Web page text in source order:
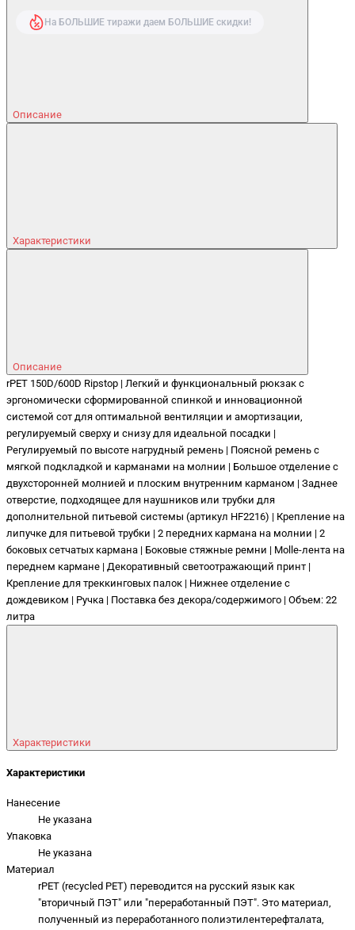
На БОЛЬШИЕ тиражи даем БОЛЬШИЕ скидки!
Описание
Характеристики
Описание
rPET 150D/600D Ripstop | Легкий и функциональный рюкзак с
эргономически сформированной спинкой и инновационной
системой сот для оптимальной вентиляции и амортизации,
регулируемый сверху и снизу для идеальной посадки |
Регулируемый по высоте нагрудный ремень | Поясной ремень с
мягкой подкладкой и карманами на молнии | Большое отделение с
двухсторонней молнией и плоским внутренним карманом | Заднее
отверстие, подходящее для наушников или трубки для
дополнительной питьевой системы (артикул HF2216) | Крепление на
липучке для питьевой трубки | 2 передних кармана на молнии | 2
боковых сетчатых кармана | Боковые стяжные ремни | Molle-лента на
переднем кармане | Декоративный светоотражающий принт |
Крепление для треккинговых палок | Нижнее отделение с
дождевиком | Ручка | Поставка без декора/содержимого | Объем: 22
литра
Характеристики
Характеристики
Нанесение
Не указана
Упаковка
Не указана
Материал
rPET (recycled PET) переводится на русский язык как
"вторичный ПЭТ" или "переработанный ПЭТ". Это материал,
полученный из переработанного полиэтилентерефталата,